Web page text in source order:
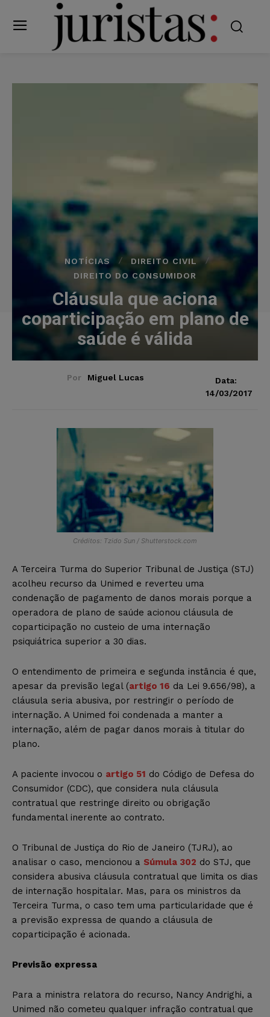
NOTÍCIAS
DIREITO CIVIL
DIREITO DO CONSUMIDOR
Cláusula que aciona
coparticipação em plano de
saúde é válida
Por Miguel Lucas
Data:
14/03/2017
Créditos: Tzido Sun / Shutterstock.com
A Terceira Turma do Superior Tribunal de Justiça (STJ)
acolheu recurso da Unimed e reverteu uma
condenação de pagamento de danos morais porque a
operadora de plano de saúde acionou cláusula de
coparticipação no custeio de uma internação
psiquiátrica superior a 30 dias.
O entendimento de primeira e segunda instância é que,
apesar da previsão legal (artigo 16 da Lei 9.656/98), a
cláusula seria abusiva, por restringir o período de
internação. A Unimed foi condenada a manter a
internação, além de pagar danos morais à titular do
plano.
A paciente invocou o artigo 51 do Código de Defesa do
Consumidor (CDC), que considera nula cláusula
contratual que restringe direito ou obrigação
fundamental inerente ao contrato.
O Tribunal de Justiça do Rio de Janeiro (TJRJ), ao
analisar o caso, mencionou a Súmula 302 do STJ, que
considera abusiva cláusula contratual que limita os dias
de internação hospitalar. Mas, para os ministros da
Terceira Turma, o caso tem uma particularidade que é
a previsão expressa de quando a cláusula de
coparticipação é acionada.
Previsão expressa
Para a ministra relatora do recurso, Nancy Andrighi, a
Unimed não cometeu qualquer infração contratual que